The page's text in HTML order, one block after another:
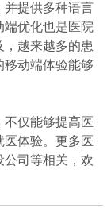
提供多种语言
端优化也是医院
越来越多的患
移动端体验能够
仅能够提高医
医体验。更多医
公司等相关，欢